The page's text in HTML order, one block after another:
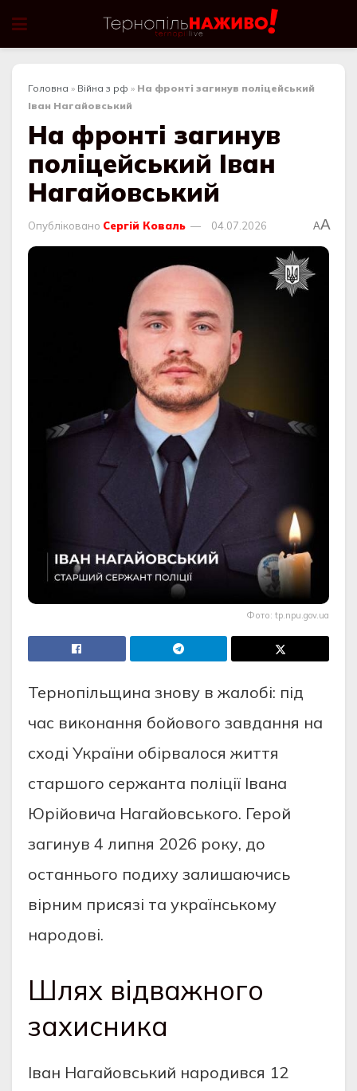
Головна » Війна з рф » На фронті загинув поліцейський
Іван Нагайовський
На фронті загинув
поліцейський Іван
Нагайовський
Опубліковано Сергій Коваль 04.07.2026 AA
Фото: tp.npu.gov.ua
Тернопільщина знову в жалобі: під
час виконання бойового завдання на
сході України обірвалося життя
старшого сержанта поліції Івана
Юрійовича Нагайовського. Герой
загинув 4 липня 2026 року, до
останнього подиху залишаючись
вірним присязі та українському
народові.
Шлях відважного
захисника
Іван Нагайовський народився 12